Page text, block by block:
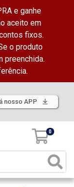
e ganhe
aceito em
fixos.
o produto
preenchida.
nosso APP
0